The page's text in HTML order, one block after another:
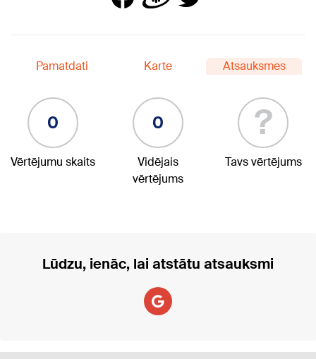
Pamatdati Karte Atsauksmes
0
Vērtējumu skaits
0
Vidējais
vērtējums
?
Tavs vērtējums
Lūdzu, ienāc, lai atstātu atsauksmi